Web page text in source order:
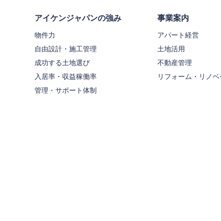
アイケンジャパンの強み
物件力
自由設計・施工管理
成功する土地選び
入居率・収益稼働率
管理・サポート体制
事業案内
アパート経営
土地活用
不動産管理
リフォーム・リノ